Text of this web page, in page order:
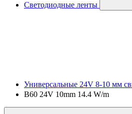
Светодиодные ленты
Универсальные 24V 8-10 мм
B60 24V 10mm 14.4 W/m